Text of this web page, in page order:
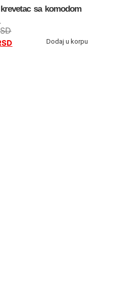
sa komodom
Dodaj u korpu